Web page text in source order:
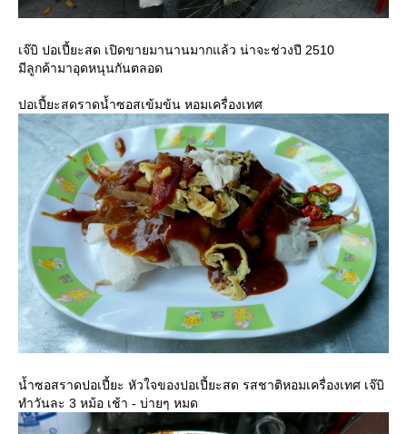
เจ๊บิ ปอเปี้ยะสด เปิดขายมานานมากแล้ว น่าจะช่วงปี 2510
มีลูกค้ามาอุดหนุนกันตลอด
ปอเปี้ยะสดราดน้ำซอสเข้มข้น หอมเครื่องเทศ
น้ำซอสราดปอเปี้ยะ หัวใจของปอเปี้ยะสด รสชาติหอมเครื่องเทศ เจ๊บิ
ทำวันละ 3 หม้อ เช้า - บ่ายๆ หมด